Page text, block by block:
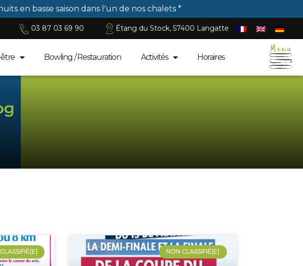
en basse saison dans l'un de nos chalets *
03 87 03 69 90 Étang du Stock, 57400 Langatte
Bowling / Restauration Activités Horaires
NON CLASSIFIÉ(E)